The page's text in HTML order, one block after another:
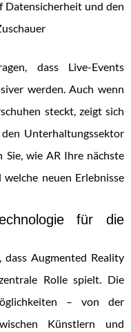
Datensicherheit und den
dass Live-Events
werden. Auch wenn
steckt, zeigt sich
Unterhaltungssektor
Sie, wie AR Ihre nächste
neuen Erlebnisse
für die
dass Augmented Reality
Rolle spielt. Die
– von der
Künstlern und